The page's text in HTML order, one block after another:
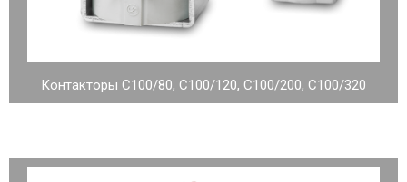
Контакторы C100/80, C100/120, C100/200, C100/320